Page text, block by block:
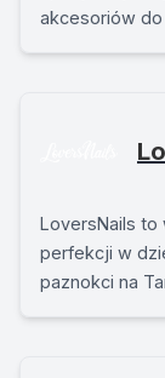
akcesoriów do
LoversNails to
perfekcji w
paznokci na